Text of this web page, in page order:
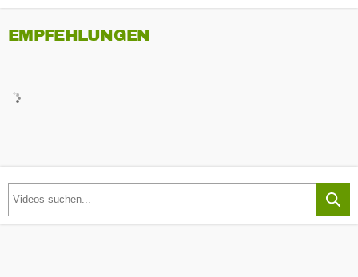
EMPFEHLUNGEN